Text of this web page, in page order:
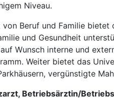
Niveau.
von Beruf und Familie
und Gesundheit
Wunsch interne und
Weiter bietet das
vergünstigte
Betriebsärztin/